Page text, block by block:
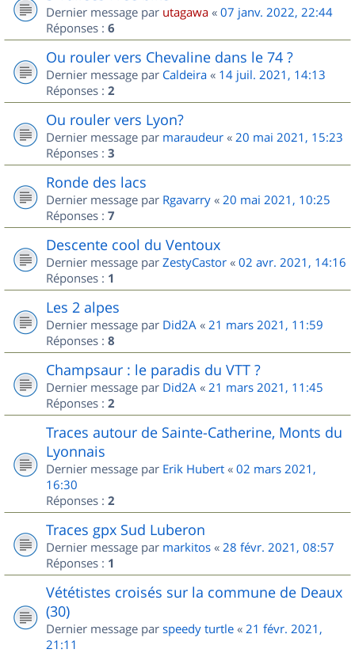
Dernier message par utagawa « 07 janv. 2022, 22:44
Réponses : 6
Ou rouler vers Chevaline dans le 74 ?
Dernier message par Caldeira « 14 juil. 2021, 14:13
Réponses : 2
Ou rouler vers Lyon?
Dernier message par maraudeur « 20 mai 2021, 15:23
Réponses : 3
Ronde des lacs
Dernier message par Rgavarry « 20 mai 2021, 10:25
Réponses : 7
Descente cool du Ventoux
Dernier message par ZestyCastor « 02 avr. 2021, 14:16
Réponses : 1
Les 2 alpes
Dernier message par Did2A « 21 mars 2021, 11:59
Réponses : 8
Champsaur : le paradis du VTT ?
Dernier message par Did2A « 21 mars 2021, 11:45
Réponses : 2
Traces autour de Sainte-Catherine, Monts du
Lyonnais
Dernier message par Erik Hubert « 02 mars 2021,
16:30
Réponses : 2
Traces gpx Sud Luberon
Dernier message par markitos « 28 févr. 2021, 08:57
Réponses : 1
Vététistes croisés sur la commune de Deaux
(30)
Dernier message par speedy turtle « 21 févr. 2021,
21:11